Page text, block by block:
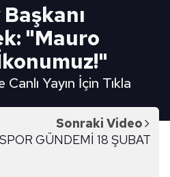
"Mauro
Yayın İçin Tıkla
Sonraki Video
SPOR GÜNDEMİ 18 ŞUBAT